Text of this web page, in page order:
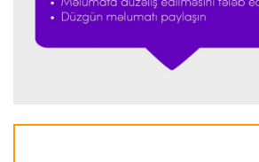
Rassel “Mercedes”in uğurunun